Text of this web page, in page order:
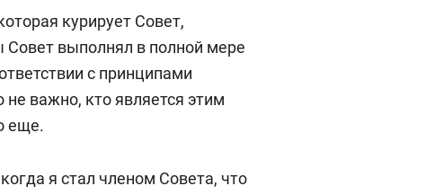
курирует Совет,
Совет выполнял в полной мере
с принципами
важно, кто является этим
еще.
я стал членом Совета, что